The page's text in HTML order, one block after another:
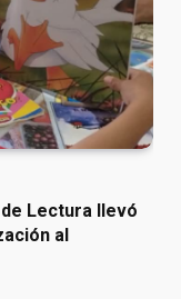
de Lectura llevó
al